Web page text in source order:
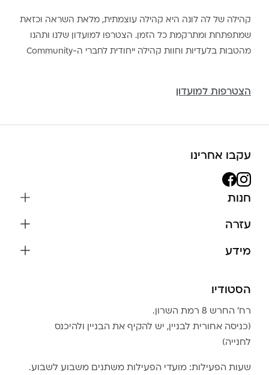
קהילה של לה לונה היא קהילה עוצמתית, מלאת השראה וכזאת
שמתפתחת ומתרקמת כל הזמן. הצטרפו למועדון שלנו ותהנו
מהטבות בלעדיות וחוות קהילה ייחודית לחברי ה-Community
הצטרפות למועדון
עקבו אחרינו
חנות
צמידים
בגדים
אביזרים
גברים
LA LUNA HOME
עזרה
צור קשר
מידע
שמירה על התכשיטים
הצהרת נגישות
טבלת מידות טבעות
Community Club
הסטודיו
רח׳ החרש 8 רמת השרון.
(כניסה אחורית לבניין, יש להקיף את הבניין ולהיכנס
לחנייה)
שעות הפעילות: מועדי הפעילות משתנים משבוע לשבוע.